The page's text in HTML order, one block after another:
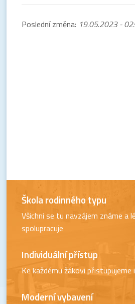
Poslední změna: 19.05.2023 -
Škola rodinného typu
Všichni se tu navzájem známe a
spolupracuje
Individuální přístup
Ke každému žákovi přistupujeme
Moderní vybavení